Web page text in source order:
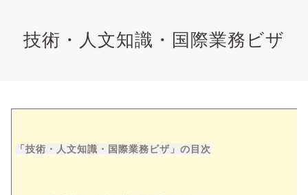
技術・人文知識・国際業務ビザ
「技術・人文知識・国際業務ビザ」の目次